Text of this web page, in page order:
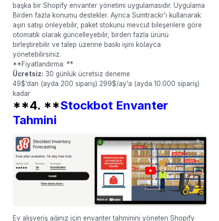
başka bir Shopify envanter yönetimi uygulamasıdır. Uygulama
Birden fazla konumu destekler. Ayrıca Sumtrackr’ı kullanarak
aşırı satışı önleyebilir, paket stokunu mevcut bileşenlere göre
otomatik olarak güncelleyebilir, birden fazla ürünü
birleştirebilir ve talep üzerine baskı işini kolayca
yönetebilirsiniz.
**Fiyatlandırma: **
Ücretsiz: 30 günlük ücretsiz deneme
49$‘dan (ayda 200 sipariş) 299$/ay’a (ayda 10.000 sipariş)
kadar
**4. **Stockbot Envanter
Tahmini
Ev alışveriş ağınız için envanter tahminini yöneten Shopify